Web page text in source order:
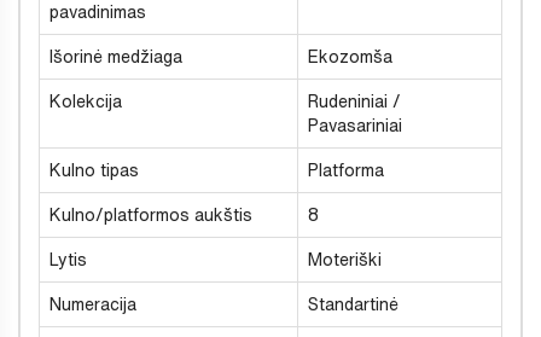
pavadinimas
Išorinė medžiaga Ekozomša
Kolekcija
Rudeniniai /
Pavasariniai
Kulno tipas Platforma
Kulno/platformos aukštis 8
Lytis Moteriški
Numeracija Standartinė